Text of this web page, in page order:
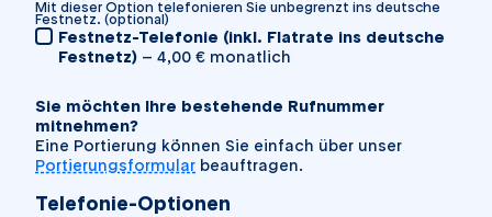
Mit dieser Option telefonieren Sie unbegrenzt ins deutsche
Festnetz. (optional)
Festnetz-Telefonie (inkl. Flatrate ins deutsche
Festnetz)– 4,00 € monatlich
Sie möchten Ihre bestehende Rufnummer
mitnehmen?
Eine Portierung können Sie einfach über unser
Portierungsformular beauftragen.
Telefonie-Optionen